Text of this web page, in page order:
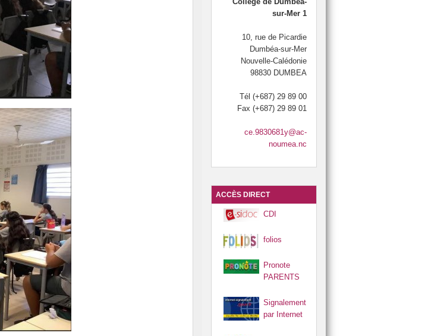
SEMAINE DU NUMERIQUE
SORTIES CULTURELLES
OCTOBRE ROSE
PAUSE MERIDIENNE
PRIX SPECIAL
SILENCE ON LIT !
SOLIDARITE
sur-Mer 1
10, rue de Picardie
Dumbéa-sur-Mer
Nouvelle-Calédonie
98830 DUMBEA
Tél (+687) 29 89 00
Fax (+687) 29 89 01
ce.9830681y@ac-
noumea.nc
ACCÈS DIRECT
CDI
folios
Pronote
PARENTS
Signalement
par Internet